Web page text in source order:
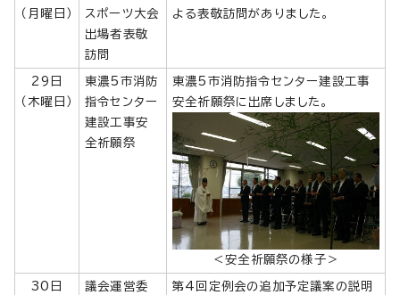
（月曜日）
スポーツ大会
出場者表敬
訪問
よる表敬訪問がありました。
29日
（木曜日）
東濃5市消防
指令センター
建設工事安
全祈願祭
東濃5市消防指令センター建設工事
安全祈願祭に出席しました。
＜安全祈願祭の様子＞
30日
議会運営委
第4回定例会の追加予定議案の説明